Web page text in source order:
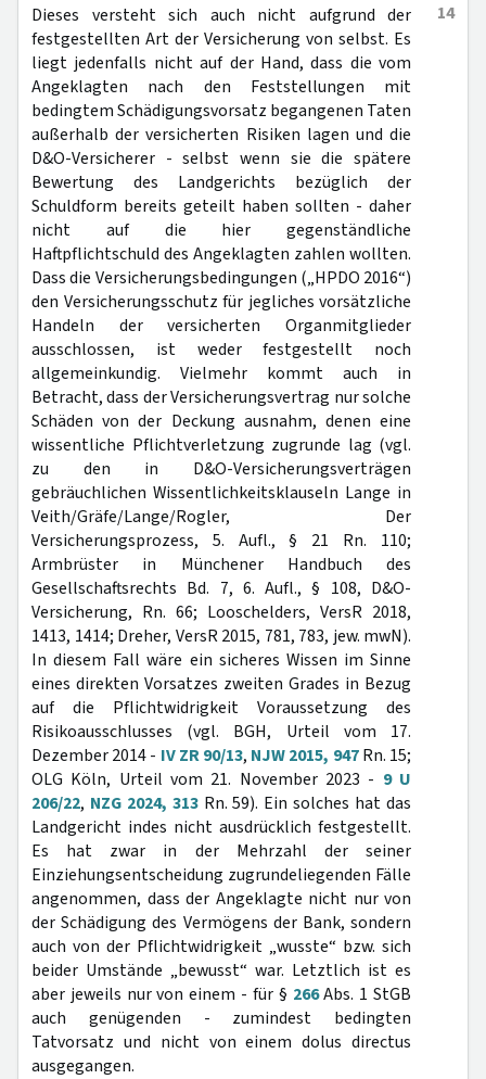
14
Dieses versteht sich auch nicht aufgrund der
festgestellten Art der Versicherung von selbst. Es
liegt jedenfalls nicht auf der Hand, dass die vom
Angeklagten nach den Feststellungen mit
bedingtem Schädigungsvorsatz begangenen Taten
außerhalb der versicherten Risiken lagen und die
D&O-Versicherer - selbst wenn sie die spätere
Bewertung des Landgerichts bezüglich der
Schuldform bereits geteilt haben sollten - daher
nicht auf die hier gegenständliche
Haftpflichtschuld des Angeklagten zahlen wollten.
Dass die Versicherungsbedingungen („HPDO 2016“)
den Versicherungsschutz für jegliches vorsätzliche
Handeln der versicherten Organmitglieder
ausschlossen, ist weder festgestellt noch
allgemeinkundig. Vielmehr kommt auch in
Betracht, dass der Versicherungsvertrag nur solche
Schäden von der Deckung ausnahm, denen eine
wissentliche Pflichtverletzung zugrunde lag (vgl.
zu den in D&O-Versicherungsverträgen
gebräuchlichen Wissentlichkeitsklauseln Lange in
Veith/Gräfe/Lange/Rogler, Der
Versicherungsprozess, 5. Aufl., § 21 Rn. 110;
Armbrüster in Münchener Handbuch des
Gesellschaftsrechts Bd. 7, 6. Aufl., § 108, D&O-
Versicherung, Rn. 66; Looschelders, VersR 2018,
1413, 1414; Dreher, VersR 2015, 781, 783, jew. mwN).
In diesem Fall wäre ein sicheres Wissen im Sinne
eines direkten Vorsatzes zweiten Grades in Bezug
auf die Pflichtwidrigkeit Voraussetzung des
Risikoausschlusses (vgl. BGH, Urteil vom 17.
Dezember 2014 - IV ZR 90/13, NJW 2015, 947Rn. 15;
OLG Köln, Urteil vom 21. November 2023 - 9 U
206/22, NZG 2024, 313Rn. 59). Ein solches hat das
Landgericht indes nicht ausdrücklich festgestellt.
Es hat zwar in der Mehrzahl der seiner
Einziehungsentscheidung zugrundeliegenden Fälle
angenommen, dass der Angeklagte nicht nur von
der Schädigung des Vermögens der Bank, sondern
auch von der Pflichtwidrigkeit „wusste“ bzw. sich
beider Umstände „bewusst“ war. Letztlich ist es
aber jeweils nur von einem - für § 266Abs. 1 StGB
auch genügenden - zumindest bedingten
Tatvorsatz und nicht von einem dolus directus
ausgegangen.